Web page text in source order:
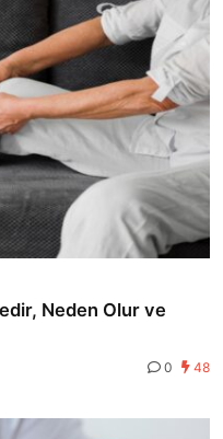
Neden Olur ve
0 48